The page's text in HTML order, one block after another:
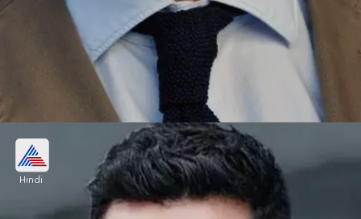
3 फ्लॉप हीरो कर रहे वापसी
आपको बता दें कि फरदीन खान, इमरान खान और जायद खान
तीनों ऐसे हीरो हैं, जिनका करियर महाडिजास्टर रहा। अपने दम पर
Hindi